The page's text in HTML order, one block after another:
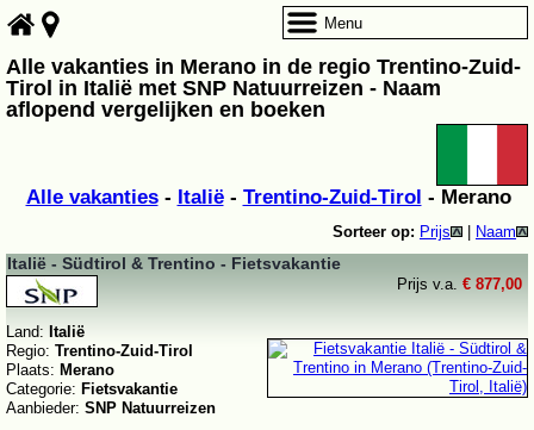
Alle vakanties in Merano in de regio Trentino-Zuid-
Tirol in Italië met SNP Natuurreizen - Naam
aflopend vergelijken en boeken
Alle vakanties- Italië- Trentino-Zuid-Tirol - Merano
Sorteer op: Prijs Naam
Italië - Südtirol & Trentino - Fietsvakantie
Prijs v.a. € 877,00
Land: Italië
Regio: Trentino-Zuid-Tirol
Plaats: Merano
Categorie: Fietsvakantie
Aanbieder: SNP Natuurreizen
Menu